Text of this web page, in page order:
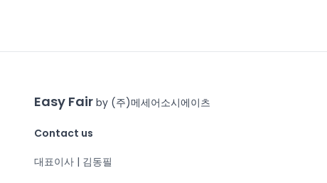
Easy Fair by (주)메세어소시에이츠
Contact us
대표이사 | 김동필